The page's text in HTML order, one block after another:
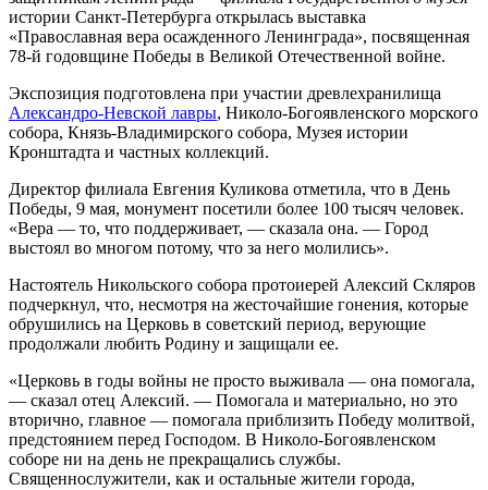
истории Санкт-Петербурга открылась выставка
«Православная вера осажденного Ленинграда», посвященная
78-й годовщине Победы в Великой Отечественной войне.
Экспозиция подготовлена при участии древлехранилища
Александро-Невской лавры, Николо-Богоявленского морского
собора, Князь-Владимирского собора, Музея истории
Кронштадта и частных коллекций.
Директор филиала Евгения Куликова отметила, что в День
Победы, 9 мая, монумент посетили более 100 тысяч человек.
«Вера — то, что поддерживает, — сказала она. — Город
выстоял во многом потому, что за него молились».
Настоятель Никольского собора протоиерей Алексий Скляров
подчеркнул, что, несмотря на жесточайшие гонения, которые
обрушились на Церковь в советский период, верующие
продолжали любить Родину и защищали ее.
«Церковь в годы войны не просто выживала — она помогала,
— сказал отец Алексий. — Помогала и материально, но это
вторично, главное — помогала приблизить Победу молитвой,
предстоянием перед Господом. В Николо-Богоявленском
соборе ни на день не прекращались службы.
Священнослужители, как и остальные жители города,